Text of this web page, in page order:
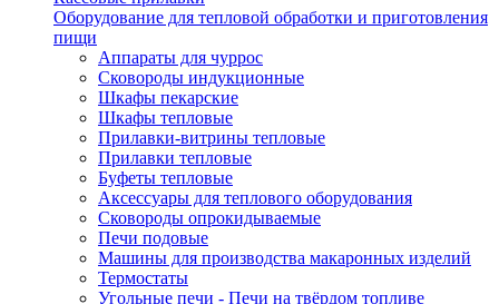
Оборудование для тепловой обработки и приготовления
пищи
Аппараты для чуррос
Сковороды индукционные
Шкафы пекарские
Шкафы тепловые
Прилавки-витрины тепловые
Прилавки тепловые
Буфеты тепловые
Аксессуары для теплового оборудования
Сковороды опрокидываемые
Печи подовые
Машины для производства макаронных изделий
Термостаты
Угольные печи - Печи на твёрдом топливе